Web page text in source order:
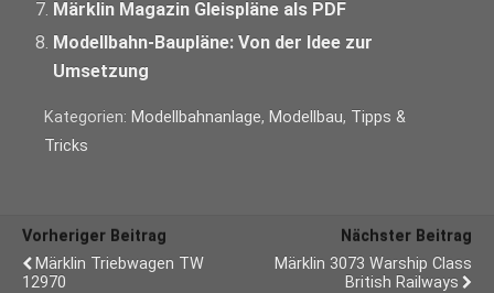
Märklin Magazin Gleispläne als PDF
Modellbahn-Baupläne: Von der Idee zur
Umsetzung
Kategorien: Modellbahnanlage, Modellbau, Tipps &
Tricks
Vorheriger Beitrag
Märklin Triebwagen TW
12970
Nächster Beitrag
Märklin 3073 Warship Class
British Railways